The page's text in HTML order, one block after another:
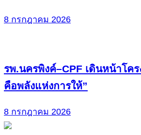
8 กรกฎาคม 2026
รพ.นครพิงค์–CPF เดินหน้าโค
คือพลังแห่งการให้”
8 กรกฎาคม 2026